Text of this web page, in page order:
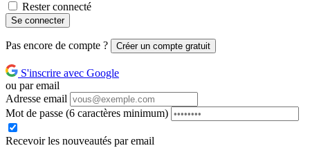
Rester connecté
Se connecter
Pas encore de compte ? Créer un compte gratuit
S'inscrire avec Google
ou par email
Adresse email
Mot de passe (6 caractères minimum)
Recevoir les nouveautés par email